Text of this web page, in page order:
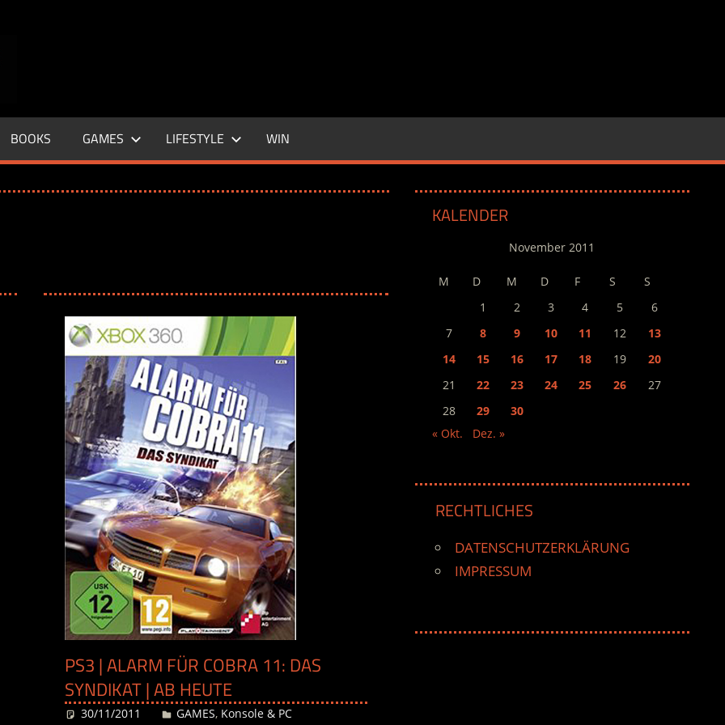
–
LIFE
MAGAZINE
BOOKS GAMES LIFESTYLE WIN
PS3 | ALARM FÜR COBRA 11: DAS
SYNDIKAT | AB HEUTE
30/11/2011 Desiree
GAMES, Konsole & PC
KALENDER
November 2011
M D M D F S
S
1
2 3 4 5
6
7
8 9 10 11 12
13
14
15 16 17 18 19
20
21
22 23 24 25 26
27
28
29
30
« Okt.
Dez. »
RECHTLICHES
DATENSCHUTZERKLÄRUNG
IMPRESSUM